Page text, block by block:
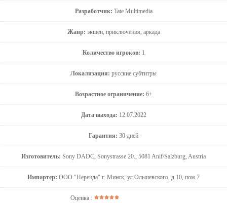
Разработчик: Tate Multimedia
Жанр: экшен, приключения, аркада
Количество игроков: 1
Локализация: русские субтитры
Возрастное ограничение: 6+
Дата выхода: 12.07.2022
Гарантия: 30 дней
Изготовитель: Sony DADC, Sonystrasse 20., 5081 Anif/Salzburg, Austria
Импортер: ООО "Нереида" г. Минск, ул.Ольшевского, д.10, пом.7
Оценка :